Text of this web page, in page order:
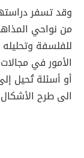
وقد تسفر
من نواحي
للفلسفة
الأمور في
أو أسئلة تُحيل
الى طرح